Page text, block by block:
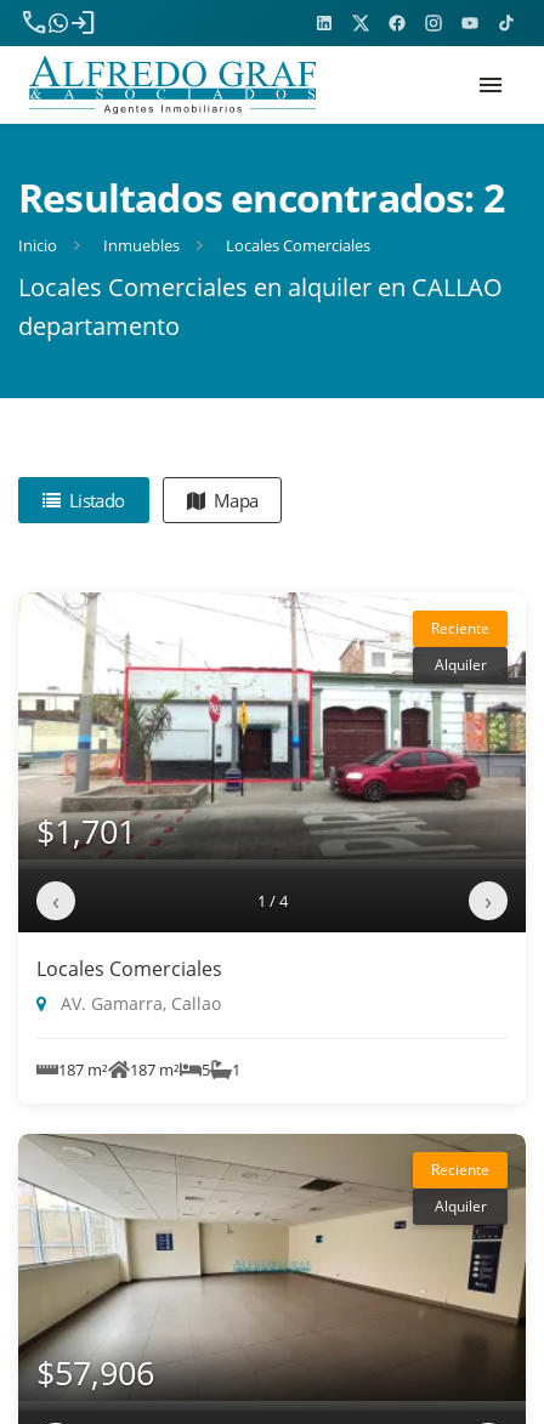
phone
login
menu
Resultados encontrados: 2
Inicio Inmuebles Locales Comerciales
Locales Comerciales en alquiler en CALLAO
departamento
Listado Mapa
Reciente
Alquiler
$1,701
‹ 1 / 4 ›
Locales Comerciales
AV. Gamarra, Callao
187 m² 187 m² 5 1
Reciente
Alquiler
$57,906